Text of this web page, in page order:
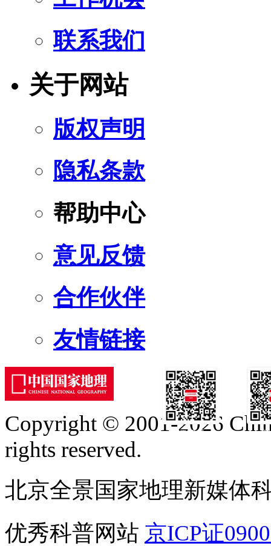
联系我们
关于网站
版权声明
隐私条款
帮助中心
意见反馈
合作伙伴
友情链接
订阅号
Copyright © 2001-2026
rights reserved.
北京全景国家地理新媒体
优秀科普网站 京ICP证